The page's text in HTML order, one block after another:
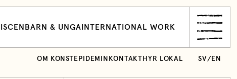
SCEN BARN & UNGA INTERNATIONAL WORK
OM KONSTEPIDEMIN KONTAKT HYR LOKAL SV/ EN